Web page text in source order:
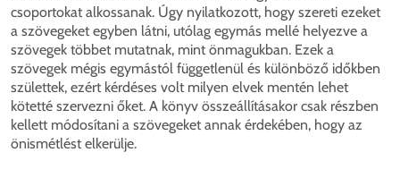
csoportokat alkossanak. Úgy nyilatkozott, hogy szereti ezeket
a szövegeket egyben látni, utólag egymás mellé helyezve a
szövegek többet mutatnak, mint önmagukban. Ezek a
szövegek mégis egymástól függetlenül és különböző időkben
születtek, ezért kérdéses volt milyen elvek mentén lehet
kötetté szervezni őket. A könyv összeállításakor csak részben
kellett módosítani a szövegeket annak érdekében, hogy az
önismétlést elkerülje.